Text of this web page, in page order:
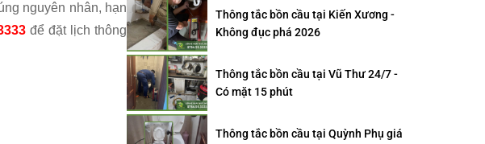
nguyên nhân, hạn
để đặt lịch thông
Thông tắc bồn cầu tại Kiến Xương -
Không đục phá 2026
Thông tắc bồn cầu tại Vũ Thư 24/7 -
Có mặt 15 phút
Thông tắc bồn cầu tại Quỳnh Phụ giá